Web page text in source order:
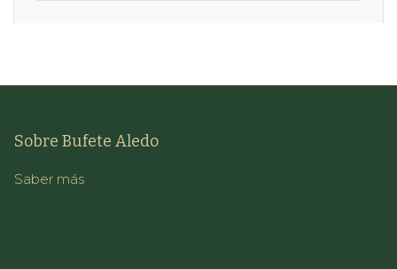
Sobre Bufete Aledo
Saber más